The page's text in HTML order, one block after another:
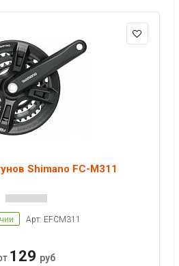
Shimano FC-M311
Арт: EFCM311
129 руб